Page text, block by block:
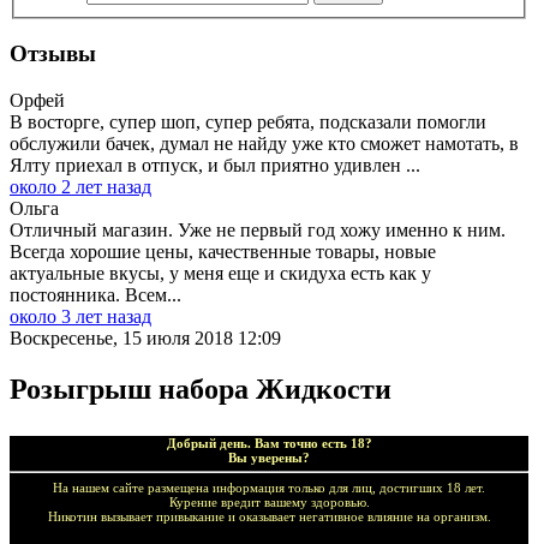
Отзывы
Орфей
В восторге, супер шоп, супер ребята, подсказали помогли
обслужили бачек, думал не найду уже кто сможет намотать, в
Ялту приехал в отпуск, и был приятно удивлен ...
около 2 лет назад
Ольга
Отличный магазин. Уже не первый год хожу именно к ним.
Всегда хорошие цены, качественные товары, новые
актуальные вкусы, у меня еще и скидуха есть как у
постоянника. Всем...
около 3 лет назад
Воскресенье, 15 июля 2018 12:09
Розыгрыш набора Жидкости
Добрый день. Вам точно есть 18?
Вы уверены?
На нашем сайте размещена информация только для лиц, достигших 18 лет.
Курение вредит вашему здоровью.
Никотин вызывает привыкание и оказывает негативное влияние на организм.